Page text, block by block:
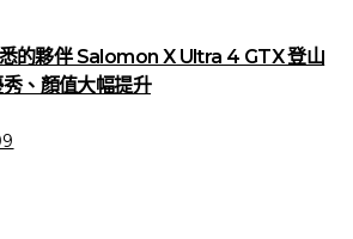
的夥伴 Salomon X Ultra 4 GTX 登山
、顏值大幅提升